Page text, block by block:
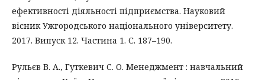
ефективності діяльності підприємства. Науковий
вісник Ужгородського національного університету.
2017. Випуск 12. Частина 1. С. 187–190.
Рульєв В. А., Гуткевич С. О. Менеджмент : навчальний